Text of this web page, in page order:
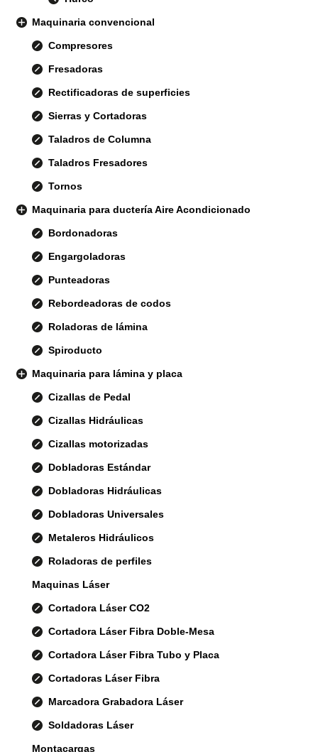
Maquinaria convencional
Compresores
Fresadoras
Rectificadoras de superficies
Sierras y Cortadoras
Taladros de Columna
Taladros Fresadores
Tornos
Maquinaria para ductería Aire Acondicionado
Bordonadoras
Engargoladoras
Punteadoras
Rebordeadoras de codos
Roladoras de lámina
Spiroducto
Maquinaria para lámina y placa
Cizallas de Pedal
Cizallas Hidráulicas
Cizallas motorizadas
Dobladoras Estándar
Dobladoras Hidráulicas
Dobladoras Universales
Metaleros Hidráulicos
Roladoras de perfiles
Maquinas Láser
Cortadora Láser CO2
Cortadora Láser Fibra Doble-Mesa
Cortadora Láser Fibra Tubo y Placa
Cortadoras Láser Fibra
Marcadora Grabadora Láser
Soldadoras Láser
Montacargas